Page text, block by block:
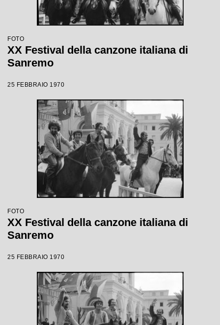
FOTO
XX Festival della canzone italiana di
Sanremo
25 FEBBRAIO 1970
FOTO
XX Festival della canzone italiana di
Sanremo
25 FEBBRAIO 1970